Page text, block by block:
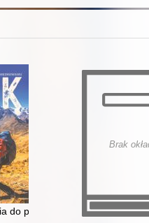
do przygody, wszystko o
Brak